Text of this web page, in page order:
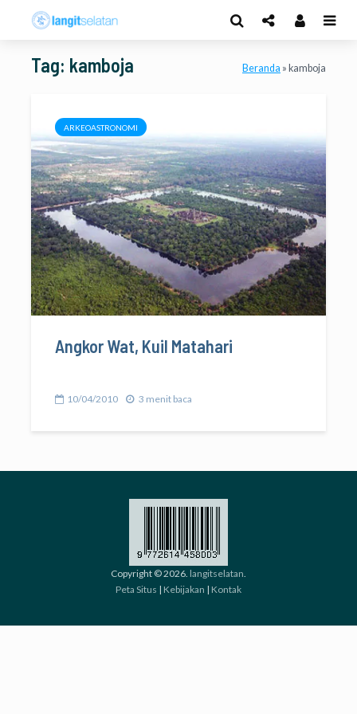
Tag: kamboja Beranda » kamboja
ARKEOASTRONOMI
Angkor Wat, Kuil Matahari
10/04/2010 3 menit baca
Copyright © 2026. langitselatan
Peta Situs | Kebijakan | Kontak